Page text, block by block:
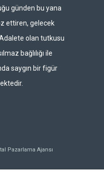
günden bu yana
ettiren, gelecek
olan tutkusu
bağlılığı ile
saygın bir figür
Pazarlama Ajansı